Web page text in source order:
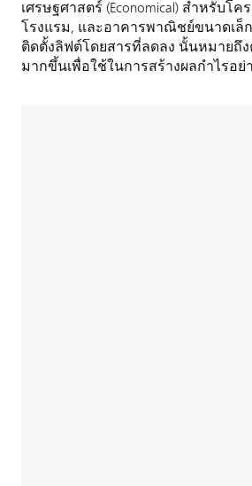
เศรษฐศาสตร์ (Economical) สำหรับโ
โรงแรม, และอาคารพาณิชย์ขนาดเล็
ติดตั้งลิฟต์โดยสารที่ลดลง นั้นหมายถึ
มากขึ้นเพื่อใช้ในการสร้างผลกำไรอย่